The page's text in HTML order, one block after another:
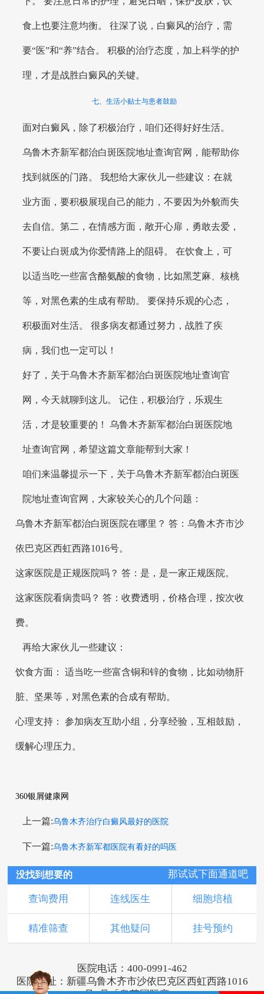
食上也要注意均衡。 往深了说，白癜风的治疗，需
要“医”和“养”结合。 积极的治疗态度，加上科学的护
理，才是战胜白癜风的关键。
七、生活小贴士与患者鼓励
面对白癜风，除了积极治疗，咱们还得好好生活。
乌鲁木齐新军都治白斑医院地址查询官网，能帮助你
找到就医的门路。 我想给大家伙儿一些建议：在就
业方面，要积极展现自己的能力，不要因为外貌而失
去自信。第二，在情感方面，敞开心扉，勇敢去爱，
不要让白斑成为你爱情路上的阻碍。 在饮食上，可
以适当吃一些富含酪氨酸的食物，比如黑芝麻、核桃
等，对黑色素的生成有帮助。 要保持乐观的心态，
积极面对生活。 很多病友都通过努力，战胜了疾
病，我们也一定可以！
好了，关于乌鲁木齐新军都治白斑医院地址查询官
网，今天就聊到这儿。 记住，积极治疗，乐观生
活，才是较重要的！ 乌鲁木齐新军都治白斑医院地
址查询官网，希望这篇文章能帮到大家！
咱们来温馨提示一下，关于乌鲁木齐新军都治白斑医
院地址查询官网，大家较关心的几个问题：
乌鲁木齐新军都治白斑医院在哪里？ 答：乌鲁木齐市沙
依巴克区西虹西路1016号。
这家医院是正规医院吗？ 答：是，是一家正规医院。
这家医院看病贵吗？ 答：收费透明，价格合理，按次收
费。
再给大家伙儿一些建议：
饮食方面： 适当吃一些富含铜和锌的食物，比如动物肝
脏、坚果等，对黑色素的合成有帮助。
心理支持： 参加病友互助小组，分享经验，互相鼓励，
缓解心理压力。
360银屑健康网
上一篇:乌鲁木齐治疗白癜风最好的医院
下一篇:乌鲁木齐新军都医院有看好的吗医
没找到想要的 那试试下面通道吧
查询费用 连线医生 细胞培植
精准筛查 其他疑问 挂号预约
医院电话：400-0991-462
医院地址：新疆乌鲁木齐市沙依巴克区西虹西路1016